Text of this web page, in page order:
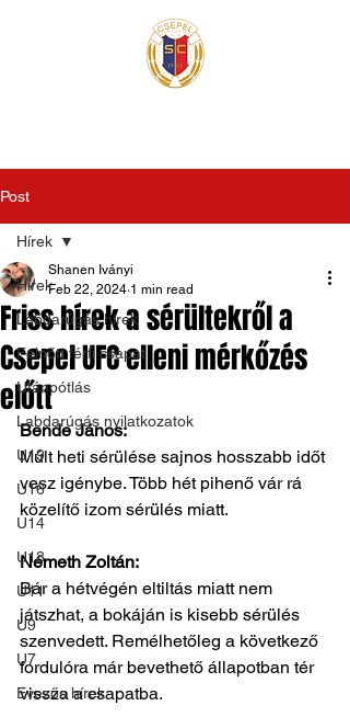
Post
Hírek
Labdarúgás hírek
Felnőtt férfi csapat
Utánpótlás
Labdarúgás nyilatkozatok
U19
U16
U14
U13
U11
U9
U7
Evezős hírek
Hírek
Friss hírek a sérültekről a
Csepel UFC elleni mérkőzés
előtt
Shanen Iványi
Feb 22, 2024 1 min read
Bende János:
Múlt heti sérülése sajnos hosszabb időt
vesz igénybe. Több hét pihenő vár rá
közelítő izom sérülés miatt.
Németh Zoltán:
Bár a hétvégén eltiltás miatt nem
játszhat, a bokáján is kisebb sérülés
szenvedett. Remélhetőleg a következő
fordulóra már bevethető állapotban tér
vissza a csapatba.